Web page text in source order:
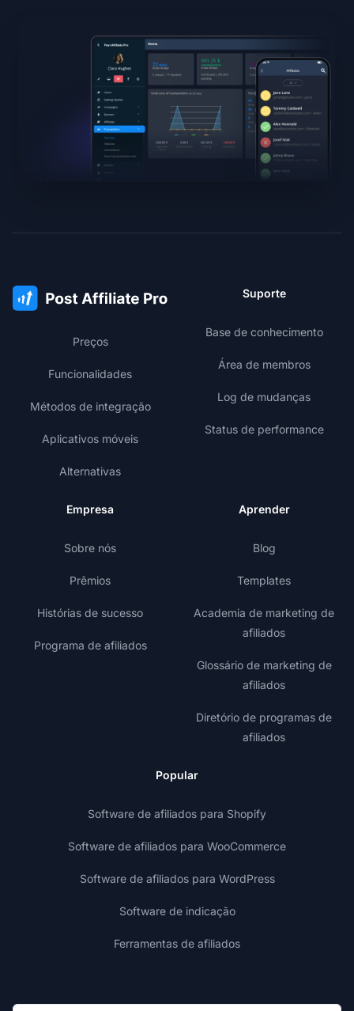
Preços
Funcionalidades
Métodos de integração
Aplicativos móveis
Alternativas
Suporte
Base de conhecimento
Área de membros
Log de mudanças
Status de performance
Empresa
Sobre nós
Prêmios
Histórias de sucesso
Programa de afiliados
Aprender
Blog
Templates
Academia de marketing de
afiliados
Glossário de marketing de
afiliados
Diretório de programas de
afiliados
Popular
Software de afiliados para Shopify
Software de afiliados para WooCommerce
Software de afiliados para WordPress
Software de indicação
Ferramentas de afiliados